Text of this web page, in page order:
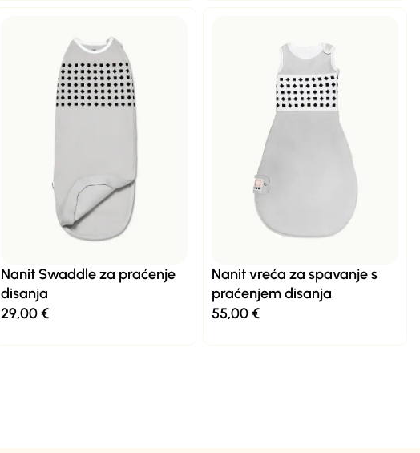
Nanit Swaddle za praćenje
disanja
29,00€
Nanit vreća za spavanje s
praćenjem disanja
55,00€